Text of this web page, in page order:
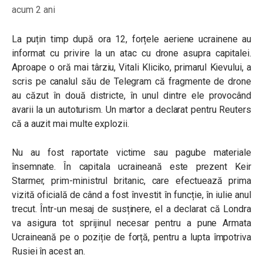
acum 2 ani
La puțin timp după ora 12, forțele aeriene ucrainene au
informat cu privire la un atac cu drone asupra capitalei.
Aproape o oră mai târziu, Vitali Kliciko, primarul Kievului, a
scris pe canalul său de Telegram că fragmente de drone
au căzut în două districte, în unul dintre ele provocând
avarii la un autoturism. Un martor a declarat pentru Reuters
că a auzit mai multe explozii.
Nu au fost raportate victime sau pagube materiale
însemnate. În capitala ucraineană este prezent Keir
Starmer, prim-ministrul britanic, care efectuează prima
vizită oficială de când a fost învestit în funcție, în iulie anul
trecut. Într-un mesaj de susținere, el a declarat că Londra
va asigura tot sprijinul necesar pentru a pune Armata
Ucraineană pe o poziție de forță, pentru a lupta împotriva
Rusiei în acest an.